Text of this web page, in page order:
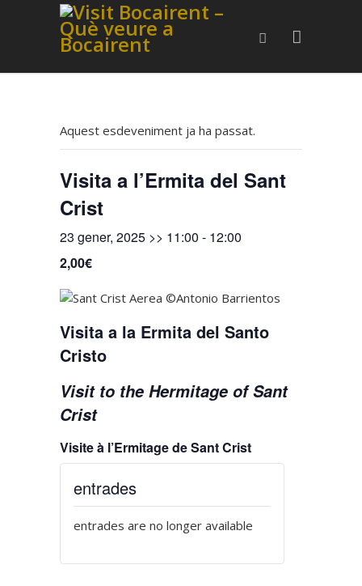
Aquest esdeveniment ja ha passat.
Visita a l’Ermita del Sant
Crist
23 gener, 2025 >> 11:00 - 12:00
2,00€
Visita a la Ermita del Santo
Cristo
Visit to the Hermitage of Sant
Crist
Visite à l’Ermitage de Sant Crist
entrades
entrades are no longer available